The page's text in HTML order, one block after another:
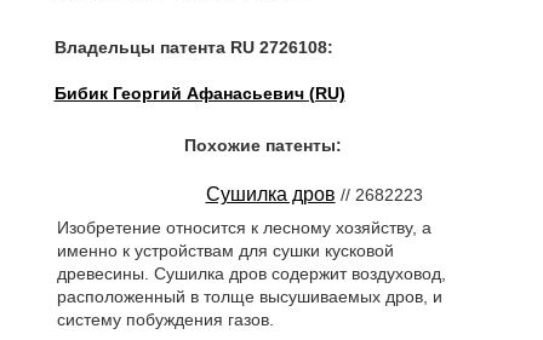
Владельцы патента RU 2726108:
Бибик Георгий Афанасьевич (RU)
Похожие патенты:
Сушилка дров // 2682223
Изобретение относится к лесному хозяйству, а
именно к устройствам для сушки кусковой
древесины. Сушилка дров содержит воздуховод,
расположенный в толще высушиваемых дров, и
систему побуждения газов.